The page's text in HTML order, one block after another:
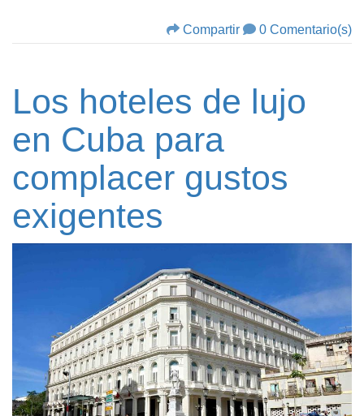
Compartir 0 Comentario(s)
Los hoteles de lujo
en Cuba para
complacer gustos
exigentes